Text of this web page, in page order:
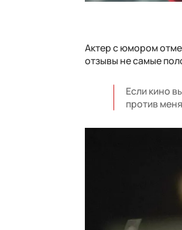
Актер с юмором
отзывы не самые
Если кино
против